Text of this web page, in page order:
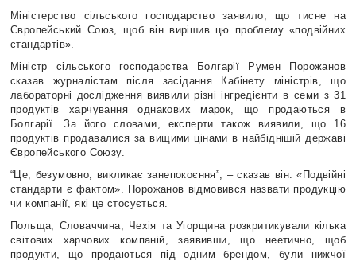
Міністерство сільського господарство заявило, що тисне на
Європейський Союз, щоб він вирішив цю проблему «подвійних
стандартів».
Міністр сільського господарства Болгарії Румен Порожанов
сказав журналістам після засідання Кабінету міністрів, що
лабораторні дослідження виявили різні інгредієнти в семи з 31
продуктів харчування однакових марок, що продаються в
Болгарії. За його словами, експерти також виявили, що 16
продуктів продавалися за вищими цінами в найбіднішій державі
Європейського Союзу.
“Це, безумовно, викликає занепокоєння”, – сказав він. «Подвійні
стандарти є фактом». Порожанов відмовився назвати продукцію
чи компанії, які це стосується.
Польща, Словаччина, Чехія та Угорщина розкритикували кілька
світових харчових компаній, заявивши, що неетично, щоб
продукти, що продаються під одним брендом, були нижчої